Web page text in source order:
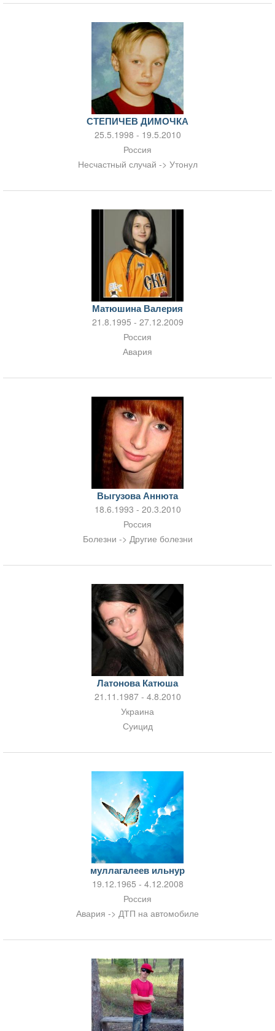
СТЕПИЧЕВ ДИМОЧКА
25.5.1998 - 19.5.2010
Россия
Несчастный случай -> Утонул
Матюшина Валерия
21.8.1995 - 27.12.2009
Россия
Авария
Выгузова Аннюта
18.6.1993 - 20.3.2010
Россия
Болезни -> Другие болезни
Латонова Катюша
21.11.1987 - 4.8.2010
Украина
Суицид
муллагалеев ильнур
19.12.1965 - 4.12.2008
Россия
Авария -> ДТП на автомобиле